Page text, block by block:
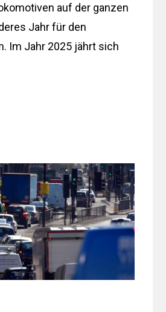
auf der ganzen
Jahr für den
Im Jahr 2025 jährt sich